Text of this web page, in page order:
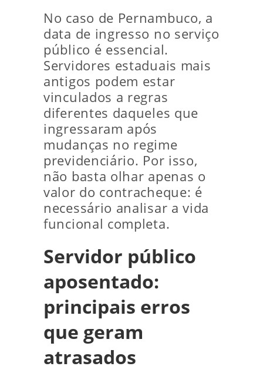
No caso de Pernambuco, a
data de ingresso no serviço
público é essencial.
Servidores estaduais mais
antigos podem estar
vinculados a regras
diferentes daqueles que
ingressaram após
mudanças no regime
previdenciário. Por isso,
não basta olhar apenas o
valor do contracheque: é
necessário analisar a vida
funcional completa.
Servidor público
aposentado:
principais erros
que geram
atrasados